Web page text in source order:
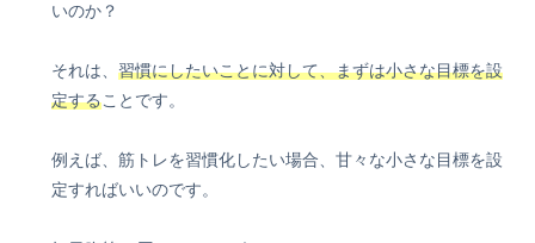
いのか？
それは、 習慣にしたいことに対して、まずは小さな目標を設
定することです。
例えば、筋トレを習慣化したい場合、甘々な小さな目標を設
定すればいいのです。